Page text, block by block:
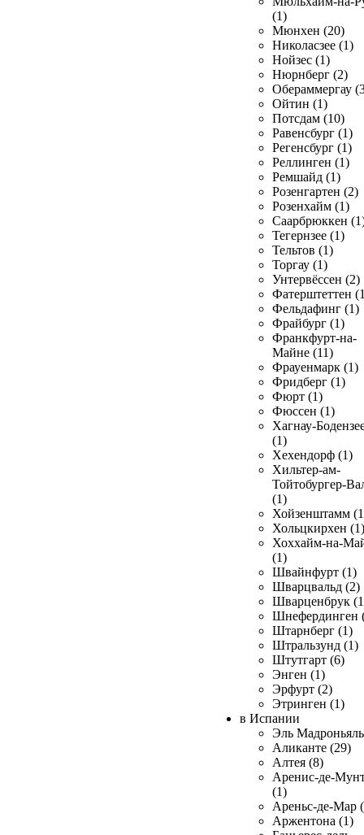
(1)
Мюнхен (20)
Николасзее (1)
Нойзес (1)
Нюрнберг (2)
Обераммергау
Ойтин (1)
Потсдам (10)
Равенсбург (1)
Регенсбург (1)
Реллинген (1)
Ремшайд (1)
Розенгартен (2)
Розенхайм (1)
Саарбрюккен
Тегернзее (1)
Тельтов (1)
Торгау (1)
Унтервёссен (2)
Фатерштеттен
Фельдафинг (1)
Фрайбург (1)
Франкфурт-на-
Майне (11)
Фрауенмарк (1)
Фридберг (1)
Фюрт (1)
Фюссен (1)
Хагнау-
(1)
Хехендорф (1)
Хильтер-ам-
Тойтобургер-
(1)
Хойзенштамм
Хольцкирхен (1)
Хоххайм-на-
(1)
Швайнфурт (1)
Шварцвальд (2)
Шварценбрук
Шнефердинген
Штарнберг (1)
Штральзунд (1)
Штутгарт (6)
Энген (1)
Эрфурт (2)
Этринген (1)
в Испании
Эль
Аликанте (29)
Алтея (8)
Аренис-де-
(1)
Ареньс-де-Мар
Аржентона (1)